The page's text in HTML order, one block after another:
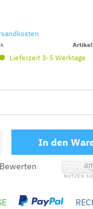
Lieferzeit 3-5 Werktage
In den
Bewerten